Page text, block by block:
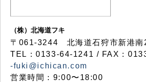
（株）北海道フキ
〒061-3244 北海道石狩市新港
TEL：0133-64-1241 / FAX：
-fuki@ichican.com
営業時間：9:00〜18:00